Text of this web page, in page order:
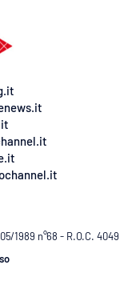
1989 n°68 - R.O.C. 4049